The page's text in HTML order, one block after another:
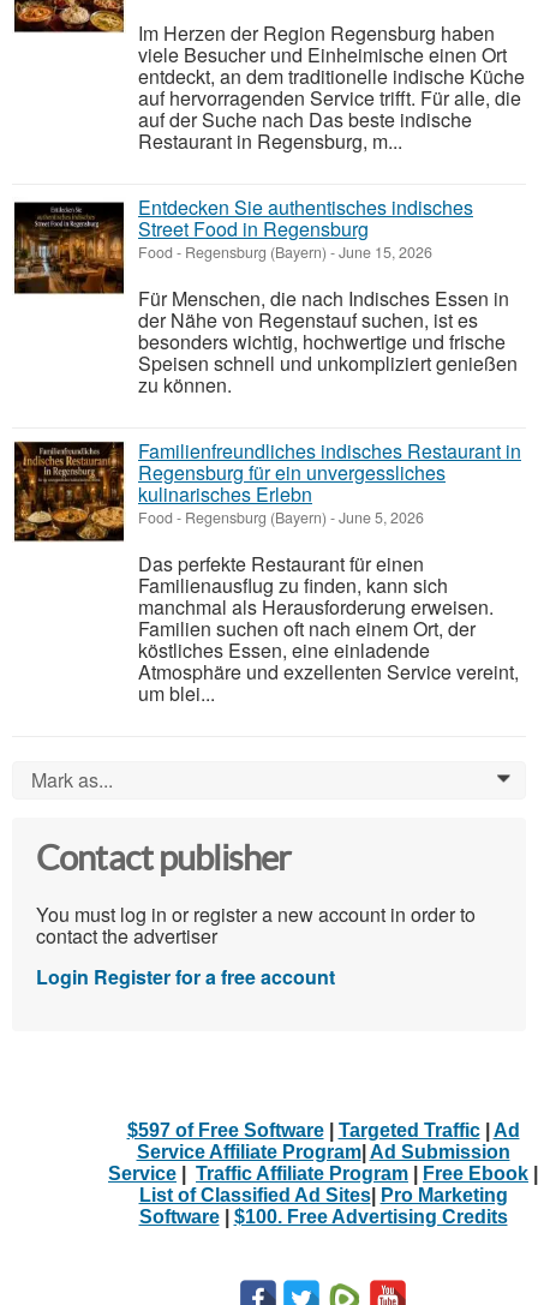
Im Herzen der Region Regensburg haben
viele Besucher und Einheimische einen Ort
entdeckt, an dem traditionelle indische Küche
auf hervorragenden Service trifft. Für alle, die
auf der Suche nach Das beste indische
Restaurant in Regensburg, m...
Entdecken Sie authentisches indisches
Street Food in Regensburg
Food - Regensburg (Bayern) -June 15, 2026
Für Menschen, die nach Indisches Essen in
der Nähe von Regenstauf suchen, ist es
besonders wichtig, hochwertige und frische
Speisen schnell und unkompliziert genießen
zu können.
Familienfreundliches indisches Restaurant in
Regensburg für ein unvergessliches
kulinarisches Erlebn
Food - Regensburg (Bayern) -June 5, 2026
Das perfekte Restaurant für einen
Familienausflug zu finden, kann sich
manchmal als Herausforderung erweisen.
Familien suchen oft nach einem Ort, der
köstliches Essen, eine einladende
Atmosphäre und exzellenten Service vereint,
um blei...
Mark as... 0
Contact publisher
You must log in or register a new account in order to
contact the advertiser
Login Register for a free account
$597 of Free Software| Targeted Traffic| Ad
Service Affiliate Program| Ad Submission
Service
Traffic Affiliate Program Free Ebook
List of Classified Ad Sites|
Pro Marketing
Software| $100. Free Advertising Credits